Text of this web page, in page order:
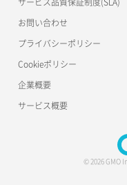
お問い合わせ
プライバシーポリシー
Cookieポリシー
企業概要
サービス概要
© 2026 GMO